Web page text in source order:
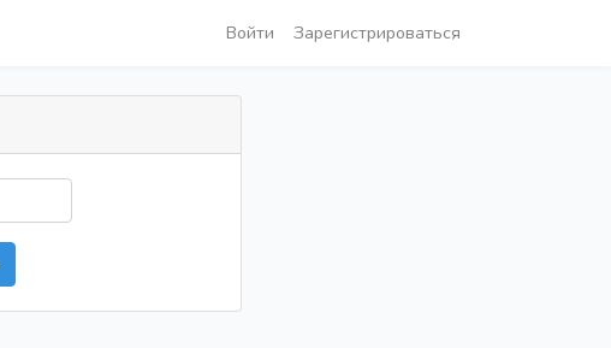
Войти Зарегистрироваться